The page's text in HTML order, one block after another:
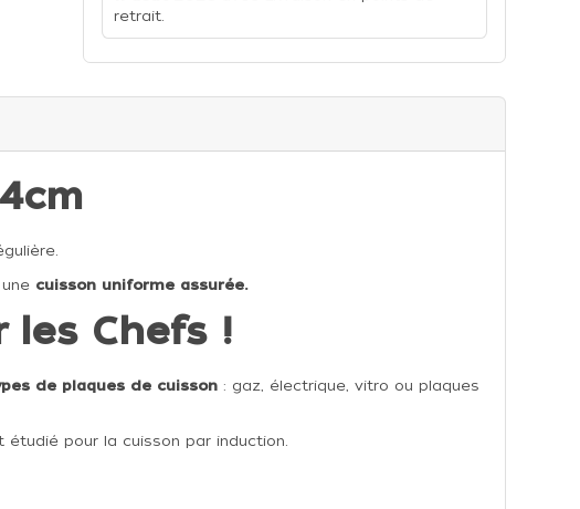
retrait.
cuisson uniforme assurée.
les Chefs !
de plaques de cuisson : gaz, électrique, vitro ou plaques
pour la cuisson par induction.